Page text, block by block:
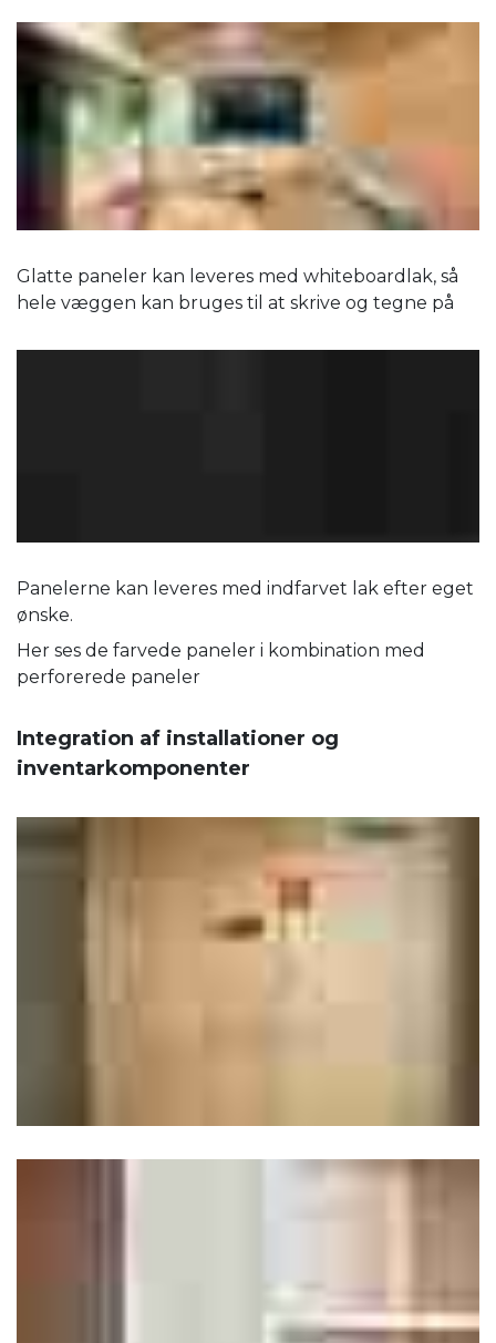
Glatte paneler kan leveres med whiteboardlak, så
hele væggen kan bruges til at skrive og tegne på
Panelerne kan leveres med indfarvet lak efter eget
ønske.
Her ses de farvede paneler i kombination med
perforerede paneler
Integration af installationer og
inventarkomponenter